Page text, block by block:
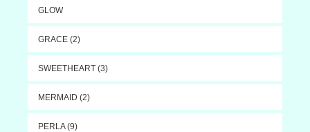
GLOW
GRACE (2)
SWEETHEART (3)
MERMAID (2)
PERLA (9)